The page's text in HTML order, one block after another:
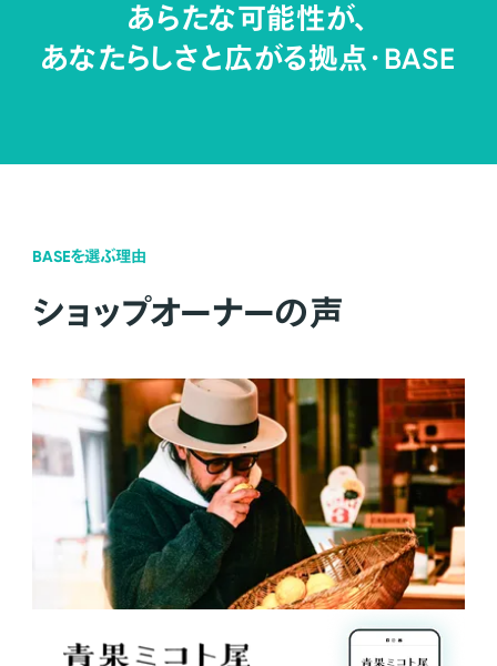
あらたな可能性が、
あなたらしさと広がる拠点・BASE
BASEを選ぶ理由
ショップオーナーの声